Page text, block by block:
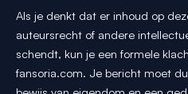
Als je denkt dat er inhoud op
auteursrecht of andere
schendt, kun je een formele
fansoria.com. Je bericht moet